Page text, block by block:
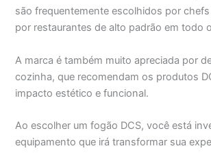
são frequentemente escolhidos por
por restaurantes de alto padrão em todo
A marca é também muito apreciada por
cozinha, que recomendam os produtos
impacto estético e funcional.
Ao escolher um fogão DCS, você está
equipamento que irá transformar sua